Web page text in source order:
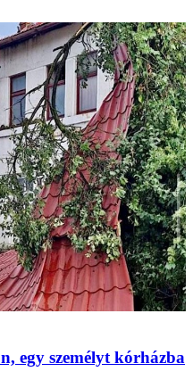
egy személyt kórházba